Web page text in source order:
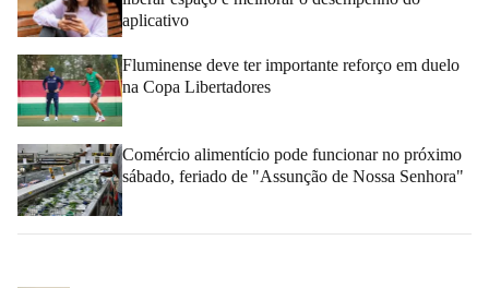
aplicativo
Fluminense deve ter importante reforço em duelo
na Copa Libertadores
Comércio alimentício pode funcionar no próximo
sábado, feriado de "Assunção de Nossa Senhora"